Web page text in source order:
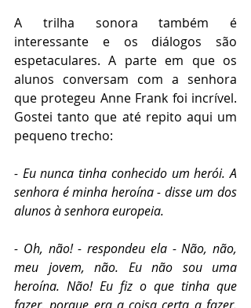
A trilha sonora também é
interessante e os diálogos são
espetaculares. A parte em que os
alunos conversam com a senhora
que protegeu Anne Frank foi incrível.
Gostei tanto que até repito aqui um
pequeno trecho:
- Eu nunca tinha conhecido um herói. A
senhora é minha heroína - disse um dos
alunos à senhora europeia.
- Oh, não! - respondeu ela - Não, não,
meu jovem, não. Eu não sou uma
heroína. Não! Eu fiz o que tinha que
fazer, porque era a coisa certa a fazer.